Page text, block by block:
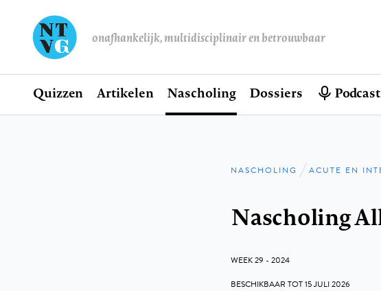
onafhankelijk, multidisciplinair en betrouwbaar
Hoofdnavigatie
Home
Quizzen Artikelen Nascholing Dossiers Podcast
WEEK 29 - 2024
BESCHIKBAAR TOT15 JULI 2026
Kruimelpad
NASCHOLING ACUTE EN
Nascholing